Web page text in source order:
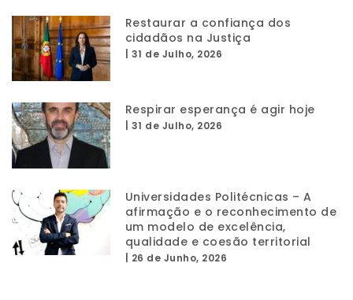
Restaurar a confiança dos
cidadãos na Justiça
31 de Julho, 2026
Respirar esperança é agir hoje
31 de Julho, 2026
Universidades Politécnicas – A
afirmação e o reconhecimento de
um modelo de excelência,
qualidade e coesão territorial
26 de Junho, 2026